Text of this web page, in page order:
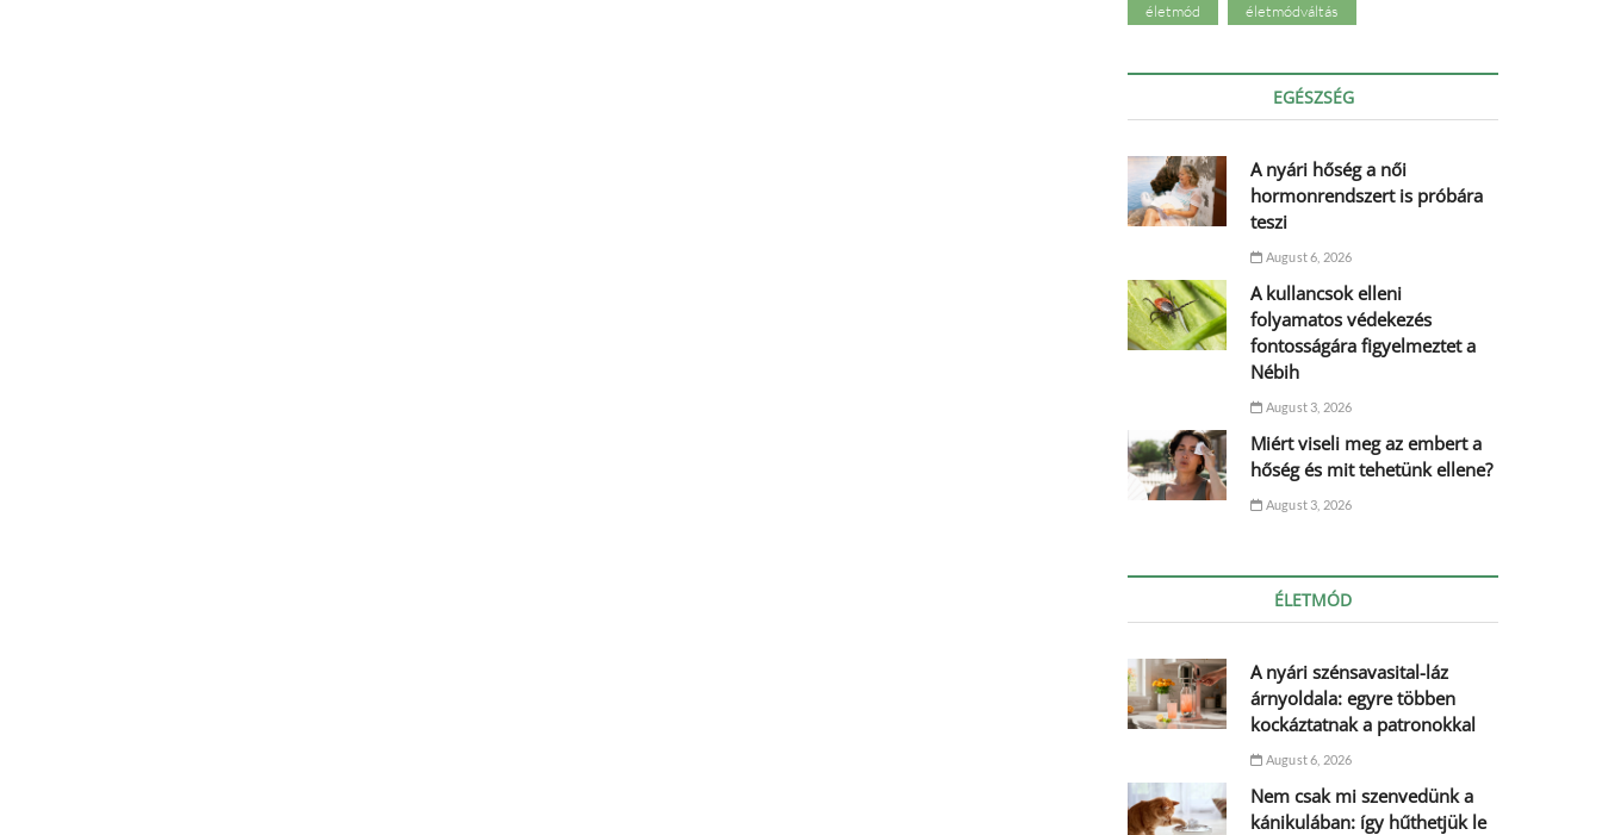
életmód életmódváltás
EGÉSZSÉG
A nyári hőség a női
hormonrendszert is próbára
teszi
August 6, 2026
A kullancsok elleni
folyamatos védekezés
fontosságára figyelmeztet a
Nébih
August 3, 2026
Miért viseli meg az embert a
hőség és mit tehetünk ellene?
August 3, 2026
ÉLETMÓD
A nyári szénsavasital-láz
árnyoldala: egyre többen
kockáztatnak a patronokkal
August 6, 2026
Nem csak mi szenvedünk a
kánikulában: így hűthetjük le